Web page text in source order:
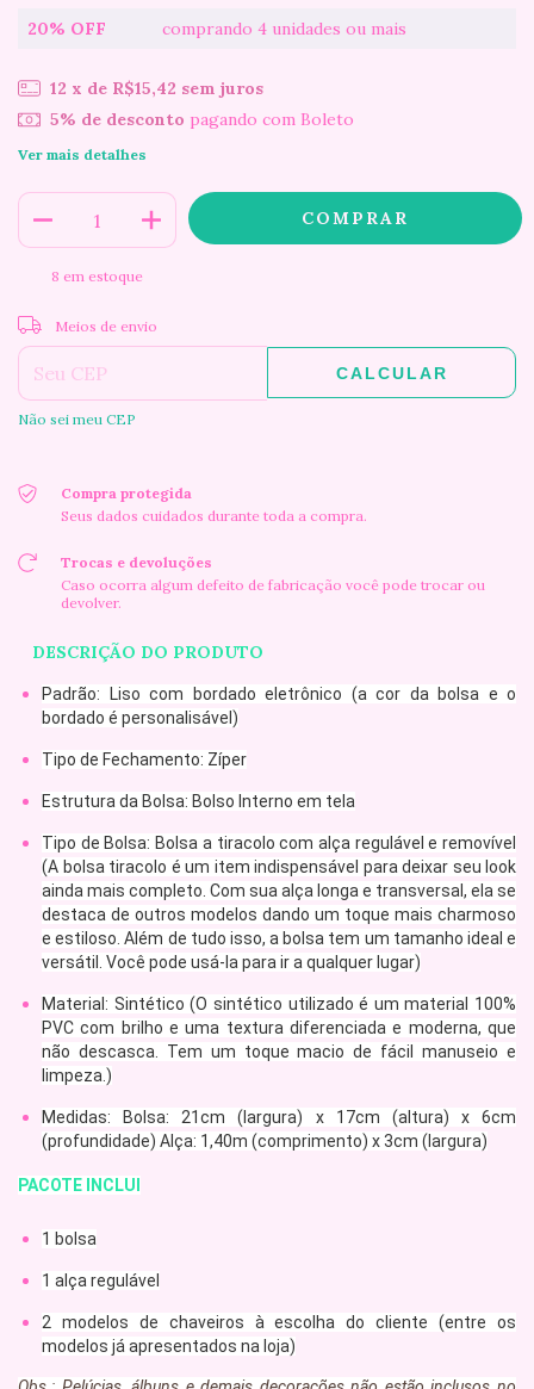
20% OFF
comprando 4 unidades ou mais
12 x de R$15,42 sem juros
5% de desconto pagando com Boleto
Ver mais detalhes
8 em estoque
Entregas para o CEP:
Meios de envio
CALCULAR
Não sei meu CEP
Compra protegida
Seus dados cuidados durante toda a compra.
Trocas e devoluções
Caso ocorra algum defeito de fabricação você pode trocar ou
devolver.
DESCRIÇÃO DO PRODUTO
Padrão: Liso com bordado eletrônico (a cor da bolsa e o
bordado é personalisável)
Tipo de Fechamento: Zíper
Estrutura da Bolsa: Bolso Interno em tela
Tipo de Bolsa: Bolsa a tiracolo com alça regulável e removível
(A bolsa tiracolo é um item indispensável para deixar seu look
ainda mais completo. Com sua alça longa e transversal, ela se
destaca de outros modelos dando um toque mais charmoso
e estiloso. Além de tudo isso, a bolsa tem um tamanho ideal e
versátil. Você pode usá-la para ir a qualquer lugar)
Material: Sintético (O sintético utilizado é um material 100%
PVC com brilho e uma textura diferenciada e moderna, que
não descasca. Tem um toque macio de fácil manuseio e
limpeza.)
Medidas: Bolsa: 21cm (largura) x 17cm (altura) x 6cm
(profundidade) Alça: 1,40m (comprimento) x 3cm (largura)
PACOTE INCLUI
1 bolsa
1 alça regulável
2 modelos de chaveiros à escolha do cliente (entre os
modelos já apresentados na loja)